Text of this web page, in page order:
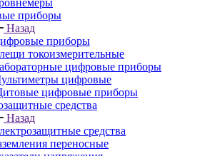
приборы
Назад
приборы
токоизмерительные
цифровые приборы
цифровые
цифровые приборы
средства
Назад
средства
переносные